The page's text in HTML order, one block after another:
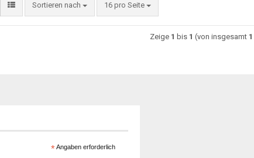
Sortieren nach 16 pro Seite
Zeige 1 bis 1 (von insgesamt 1
*Angaben erforderlich